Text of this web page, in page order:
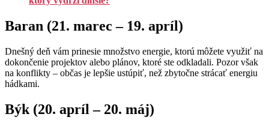
Baran (21. marec – 19. apríl)
Dnešný deň vám prinesie množstvo energie, ktorú môžete využiť na
dokončenie projektov alebo plánov, ktoré ste odkladali. Pozor však
na konflikty – občas je lepšie ustúpiť, než zbytočne strácať energiu
hádkami.
Býk (20. apríl – 20. máj)